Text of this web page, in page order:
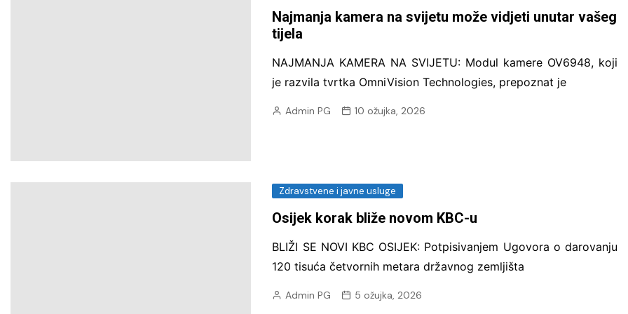
poljoprivreda i zaštita okoliša
Eccos inženjering
FORSCOPE –
Sustav javnih
Najmanja kamera na svijetu može vidjeti unutar vašeg
tijela
NAJMANJA KAMERA NA SVIJETU: Modul kamere OV6948, koji
je razvila tvrtka OmniVision Technologies, prepoznat je
Admin PG 10 ožujka, 2026
Zdravstvene i javne usluge
Osijek korak bliže novom KBC-u
BLIŽI SE NOVI KBC OSIJEK: Potpisivanjem Ugovora o darovanju
120 tisuća četvornih metara državnog zemljišta
Admin PG 5 ožujka, 2026